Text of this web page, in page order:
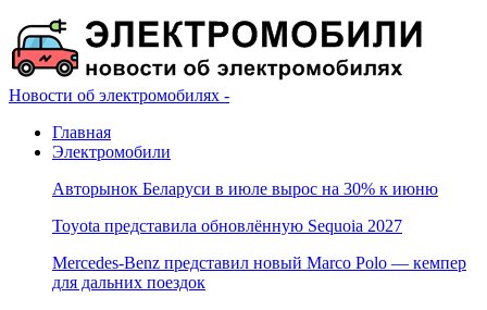
Новости об электромобилях -
Главная
Электромобили
Авторынок Беларуси в июле вырос на 30% к июню
Toyota представила обновлённую Sequoia 2027
Mercedes-Benz представил новый Marco Polo — кемпер
для дальних поездок